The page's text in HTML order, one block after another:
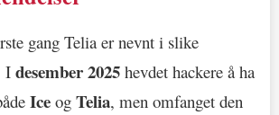
gang Telia er nevnt i slike
I desember 2025 hevdet hackere å ha
Ice og Telia, men omfanget den